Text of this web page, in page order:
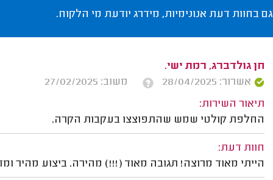
גם בחוות דעת אנונימיות, מידרג יודעת מי הלקוח.
חן גולדברג, רמת ישי.
אשרור: 28/04/2025
משוב: 27/02/2025
תיאור השירות:
החלפת קולטי שמש שהתפוצצו בעקבות הקרה.
חוות דעת:
הייתי מאוד מרוצה! תגובה מאוד (!!!) מהירה. ביצוע מהיר